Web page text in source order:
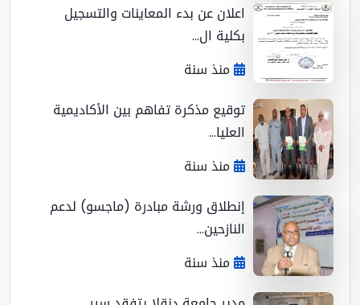
اعلان عن بدء المعاينات والتسجيل
بكلية ال...
منذ سنة
توقيع مذكرة تفاهم بين الأكاديمية
العليا...
منذ سنة
إنطلاق ورشة مبادرة (ماجسو) لدعم
النازحين...
منذ سنة